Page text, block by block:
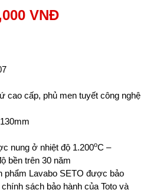
VNĐ
cao cấp, phủ men tuyết công nghệ
nung ở nhiệt độ 1.200oC –
bền trên 30 năm
phẩm Lavabo SETO được bảo
sách bảo hành của Toto và